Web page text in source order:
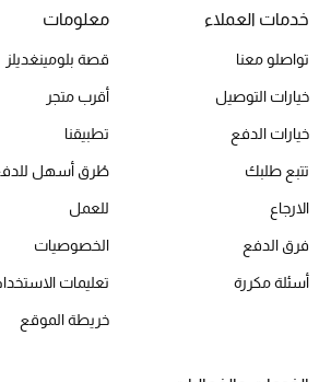
ركن الفخامة
جميع الملابس النسائية
جميع الحقائب النسائية
جميع الإكسسورات النسائية
خدمات العملاء
تواصلو معنا
خيارات التوصيل
خيارات الدفع
تتبع طلبك
الارجاع
فرق الدفع
أسئلة مكررة
معلومات
قصة بلومينغديلز
أقرب متجر
تطبيقنا
طُرق أسهل
للعمل
الخصوصيات
تعليمات
خريطة الموقع